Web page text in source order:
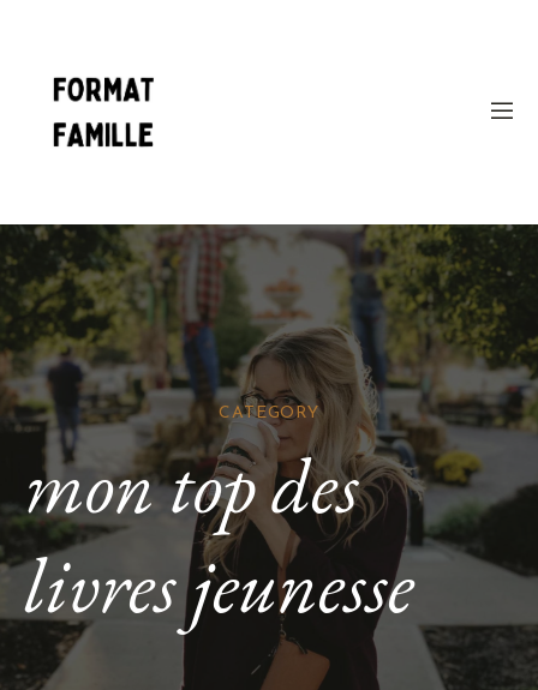
CATEGORY
mon top des
livres jeunesse